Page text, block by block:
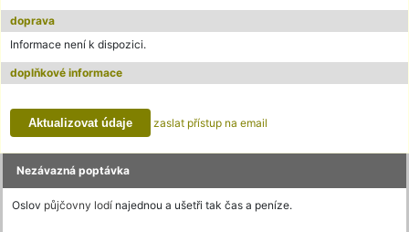
Nezávazná poptávka
Oslov půjčovny lodí najednou a ušetři tak čas a peníze.
doprava
Informace není k dispozici.
doplňkové informace
zaslat přístup na email